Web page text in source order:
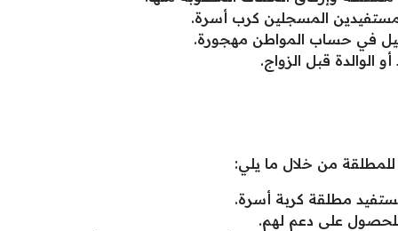
المسجلين كرب أسرة.
في حساب المواطن مهجورة.
الوالدة قبل الزواج.
من خلال ما يلي:
مطلقة كربة أسرة.
على دعم لهم.